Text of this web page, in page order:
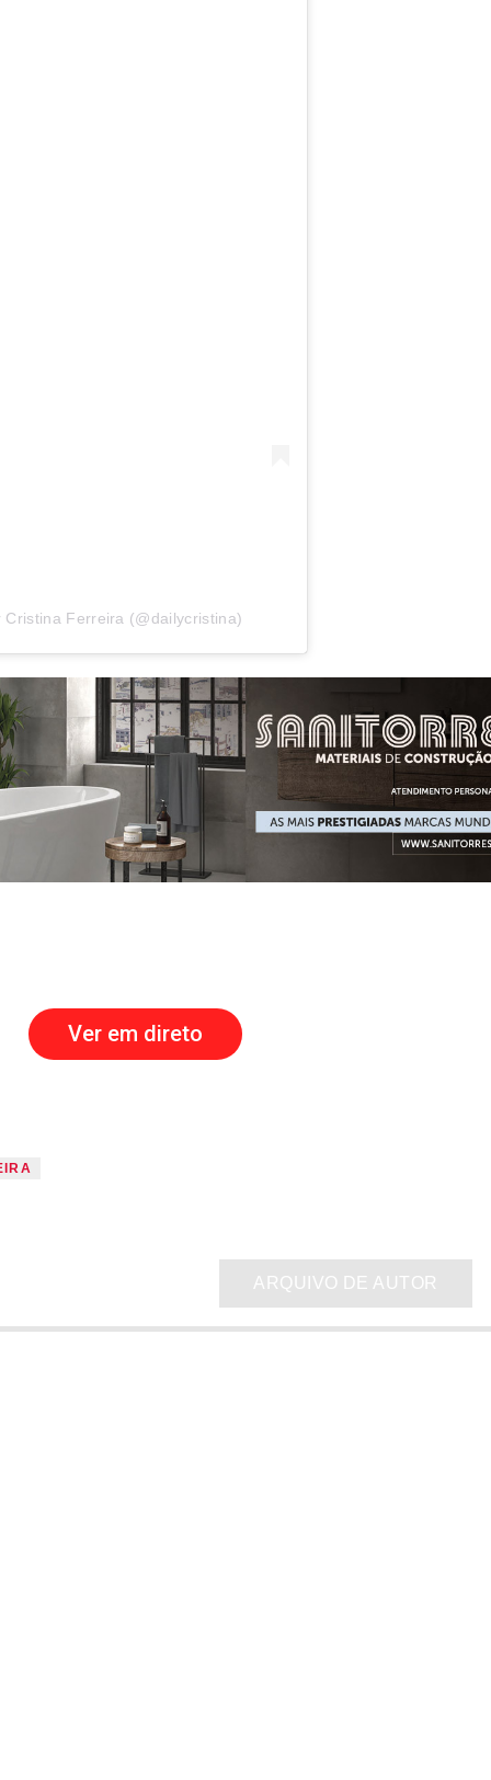
Ferreira (@dailycristina)
Ver em direto
ARQUIVO DE AUTOR